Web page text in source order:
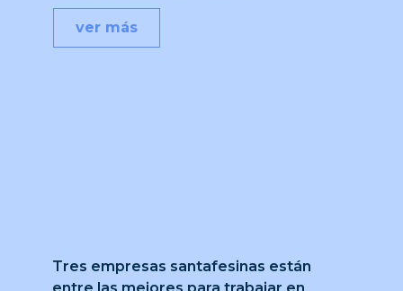
Tres empresas santafesinas están
ver más